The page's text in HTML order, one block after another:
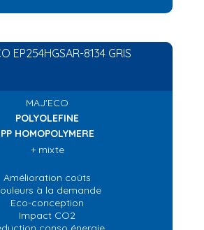
EP254HGSAR-8134 GRIS
MAJ'ECO
POLYOLEFINE
PP HOMOPOLYMERE
+ mixte
Amélioration coûts
à la demande
Eco-conception
Impact CO2